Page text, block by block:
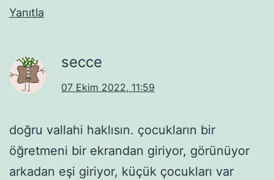
Yanıtla
secce
07 Ekim 2022, 11:59
doğru vallahi haklısın. çocukların bir
öğretmeni bir ekrandan giriyor, görünüyor
arkadan eşi giriyor, küçük çocukları var